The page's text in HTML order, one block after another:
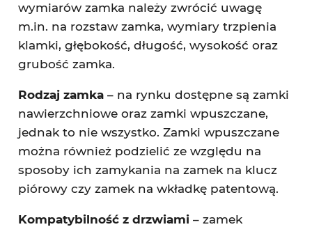
wymiarów zamka należy zwrócić uwagę
m.in. na rozstaw zamka, wymiary trzpienia
klamki, głębokość, długość, wysokość oraz
grubość zamka.
Rodzaj zamka – na rynku dostępne są zamki
nawierzchniowe oraz zamki wpuszczane,
jednak to nie wszystko. Zamki wpuszczane
można również podzielić ze względu na
sposoby ich zamykania na zamek na klucz
piórowy czy zamek na wkładkę patentową.
Kompatybilność z drzwiami– zamek